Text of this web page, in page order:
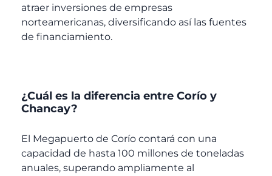
atraer inversiones de empresas
norteamericanas, diversificando así las fuentes
de financiamiento.
¿Cuál es la diferencia entre Corío y
Chancay?
El Megapuerto de Corío contará con una
capacidad de hasta 100 millones de toneladas
anuales, superando ampliamente al